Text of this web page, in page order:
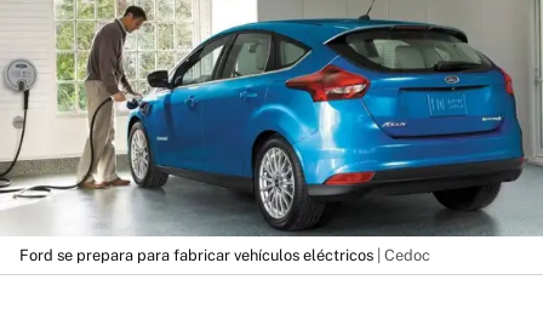
Ford se prepara para fabricar vehículos eléctricos | Cedoc